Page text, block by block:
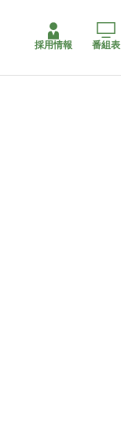
採用情報 番組表